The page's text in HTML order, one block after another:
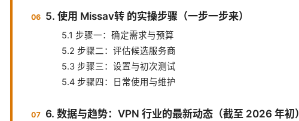
5. 使用 Missav转 的实操步骤（一步一步来）
5.1 步骤一：确定需求与预算
5.2 步骤二：评估候选服务商
5.3 步骤三：设置与初次测试
5.4 步骤四：日常使用与维护
6. 数据与趋势：VPN 行业的最新动态（截至 2026 年初）